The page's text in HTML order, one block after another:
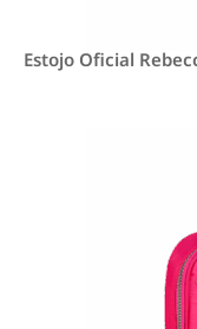
Estojo Oficial